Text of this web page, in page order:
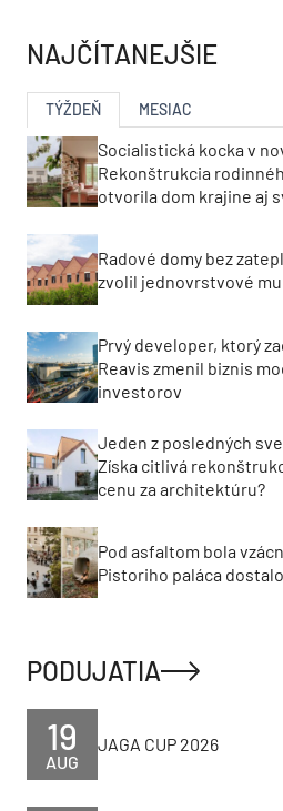
NAJČÍTANEJŠIE
TÝŽDEŇ MESIAC
Socialistická kocka v
Rekonštrukcia
otvorila dom krajine aj
Radové domy bez
zvolil jednovrstvové
Prvý developer, ktorý
Reavis zmenil biznis
investorov
Jeden z posledných
Získa citlivá
cenu za architektúru?
Pod asfaltom bola
Pistoriho paláca
PODUJATIA
AUG
19 JAGA CUP 2026